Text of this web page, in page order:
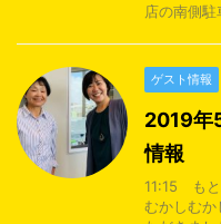
店の南側
ゲスト情報
2019
情報
11:15 もと
むかしむか